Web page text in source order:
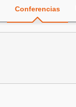
Conferencias